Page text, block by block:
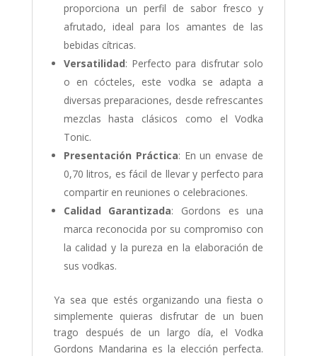
proporciona un perfil de sabor fresco y
afrutado, ideal para los amantes de las
bebidas cítricas.
Versatilidad: Perfecto para disfrutar solo
o en cócteles, este vodka se adapta a
diversas preparaciones, desde refrescantes
mezclas hasta clásicos como el Vodka
Tonic.
Presentación Práctica: En un envase de
0,70 litros, es fácil de llevar y perfecto para
compartir en reuniones o celebraciones.
Calidad Garantizada: Gordons es una
marca reconocida por su compromiso con
la calidad y la pureza en la elaboración de
sus vodkas.
Ya sea que estés organizando una fiesta o
simplemente quieras disfrutar de un buen
trago después de un largo día, el Vodka
Gordons Mandarina es la elección perfecta.